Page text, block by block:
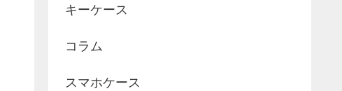
キーケース
コラム
スマホケース